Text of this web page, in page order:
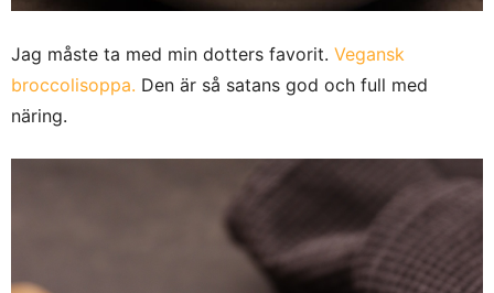
Jag måste ta med min dotters favorit. Vegansk
broccolisoppa. Den är så satans god och full med
näring.